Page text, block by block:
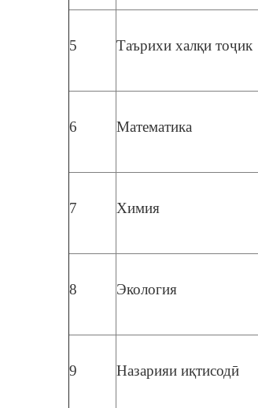
5 Таърихи халқи тоҷик
6 Математика
7 Химия
8 Экология
9 Назарияи иқтисодӣ